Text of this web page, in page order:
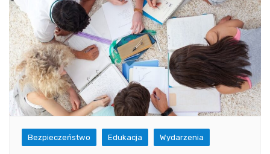
Bezpieczeństwo Edukacja Wydarzenia